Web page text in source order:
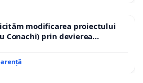
modificarea proiectului
Conachi) prin devierea